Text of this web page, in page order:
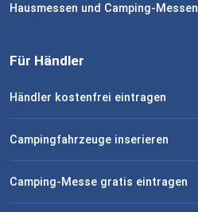
Hausmessen und Camping-Messen
Für Händler
Händler kostenfrei eintragen
Campingfahrzeuge inserieren
Camping-Messe gratis eintragen